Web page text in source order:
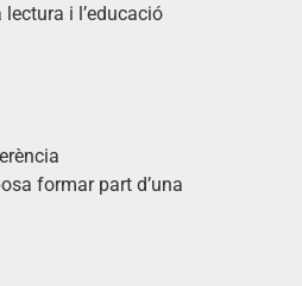
i l’educació
formar part d’una